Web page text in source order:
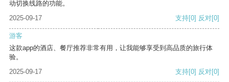
动切换线路的功能。
2025-09-17
支持[0] 反对[0]
游客
这款app的酒店、餐厅推荐非常有用，让我能够享受到高品质的旅行体
验。
2025-09-17
支持[0] 反对[0]